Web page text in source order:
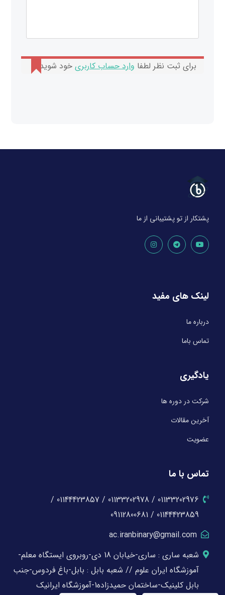
برای ثبت نظر لطفا وارد حساب کاربری خود شوید.
پشتکار از تو پشتیبانی از ما
لینک های مفید
درباره ما
تماس باما
یادگیری
شرکت در دوره ها
آخرین مقالات
عضویت
تماس با ما
01133202976 / 01133202978 / 01144423857 /
01144423859 / 09112800681
ac.iranbinary@gmail.com
شعبه ساری : ساری-خیابان 18 دی-روبروی ایستگاه معلم-
آموزشگاه ایران علوم // شعبه بابل : بابل-باغ فردوس-جنب
بابل کلینیک-ساختمان حمیدزاده1-آموزشگاه ایرانیک